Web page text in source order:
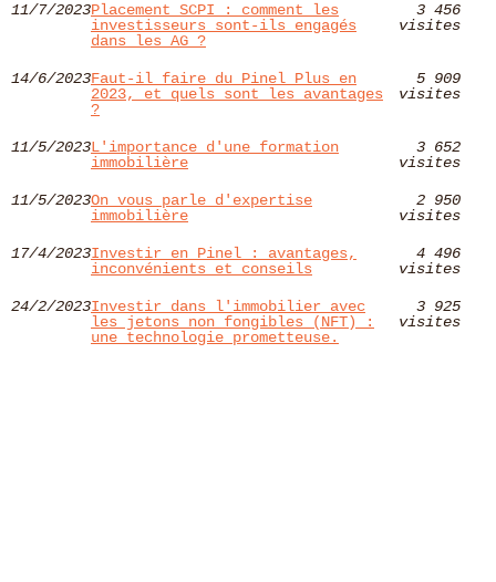
11/7/2023Placement SCPI : comment les
investisseurs sont-ils engagés
dans les AG ?
3 456
visites
14/6/2023Faut-il faire du Pinel Plus en
2023, et quels sont les avantages
?
5 909
visites
11/5/2023L'importance d'une formation
immobilière
3 652
visites
11/5/2023On vous parle d'expertise
immobilière
2 950
visites
17/4/2023Investir en Pinel : avantages,
inconvénients et conseils
4 496
visites
24/2/2023Investir dans l'immobilier avec
les jetons non fongibles (NFT) :
une technologie prometteuse.
3 925
visites